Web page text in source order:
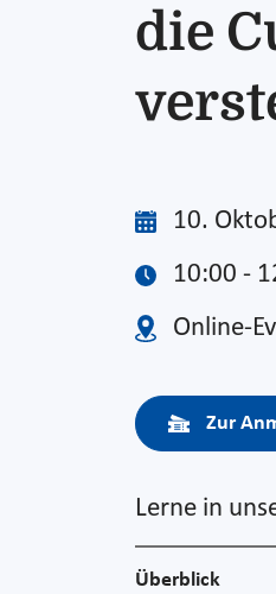
die
10.
10:00 -
Online-
Zur
Lerne in
Überblick